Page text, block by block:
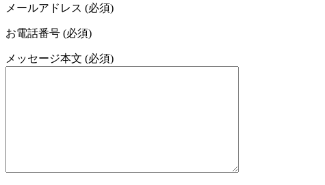
メールアドレス (必須)
お電話番号 (必須)
メッセージ本文 (必須)